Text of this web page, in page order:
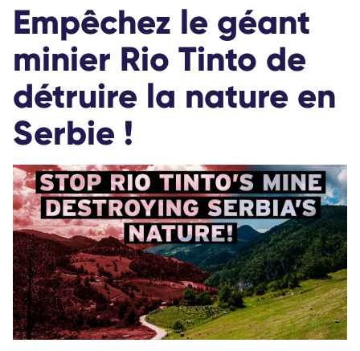
S'IDENTIFIER
Empêchez le géant
minier Rio Tinto de
détruire la nature en
Serbie !